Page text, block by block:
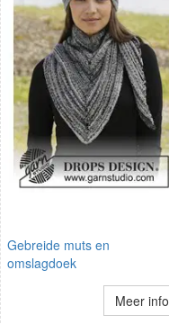
Gebreide muts en
omslagdoek
Meer info